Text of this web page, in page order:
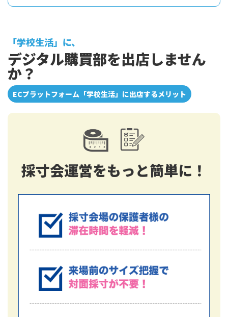
「学校生活」に、
デジタル購買部を出店しません
か？
ECプラットフォーム「学校生活」に出店するメリット
採寸会運営をもっと簡単に！